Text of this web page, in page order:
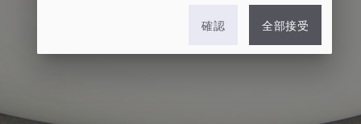
確認 全部接受